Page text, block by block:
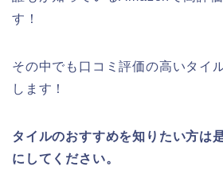
す！
その中でも口コミ評価の高いタイ
します！
タイルのおすすめを知りたい方は
にしてください。